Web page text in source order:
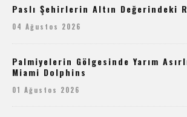
Paslı Şehirlerin Altın Değerindeki
04 Ağustos 2026
Palmiyelerin Gölgesinde Yarım
Miami Dolphins
01 Ağustos 2026